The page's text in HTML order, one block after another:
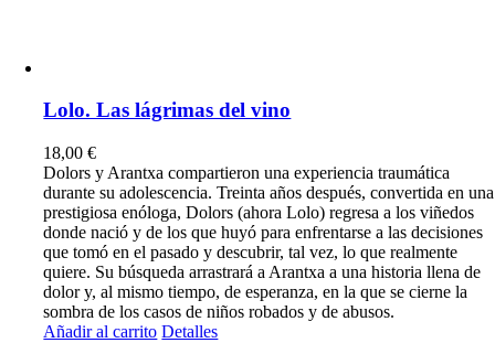
Lolo. Las lágrimas del vino
18,00€
Dolors y Arantxa compartieron una experiencia traumática
durante su adolescencia. Treinta años después, convertida en una
prestigiosa enóloga, Dolors (ahora Lolo) regresa a los viñedos
donde nació y de los que huyó para enfrentarse a las decisiones
que tomó en el pasado y descubrir, tal vez, lo que realmente
quiere. Su búsqueda arrastrará a Arantxa a una historia llena de
dolor y, al mismo tiempo, de esperanza, en la que se cierne la
sombra de los casos de niños robados y de abusos.
Añadir al carrito Detalles